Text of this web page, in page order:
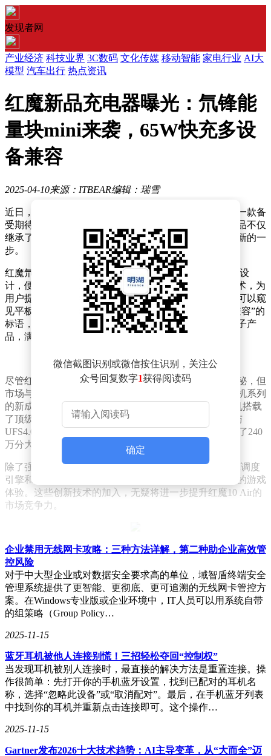
发现者网
产业经济 科技业界 3C数码 文化传媒 移动智能 家电行业 AI大
模型 汽车出行 热点资讯
红魔新品充电器曝光：氘锋能
量块mini来袭，65W快充多设
备兼容
2025-04-10来源：ITBEAR编辑：瑞雪
近日，红魔游戏手机通过其官方社交媒体平台，揭晓了一款备
受期待的充电器新品——红魔氘锋能量块 mini。这款新品不仅
继承了红魔家族一贯的设计美学，更在实用性上迈出了新的一
步。
红魔氘锋能量块 mini 充电器采用了标志性的可折叠插脚设
计，便于携带与收纳，同时支持高达65W的快速充电技术，为
用户提供了极大的便利。从官方发布的预热海报中，还可以窥
见平板、手机和手表等多种设备，结合海报上“多设备兼容”的
标语，预示着这款充电器将能够适配多种不同品牌的电子产
品，满足用户的多元化需求。
尽管红魔官方目前对这款新品的详细参数和特性保持神秘，但
市场与消费者对此已充满期待。与此同时，红魔游戏手机系列
的新成员——红魔10 Air，也已正式登场亮相。这款新机搭载
了顶级的骁龙8 Gen3处理器，并配备了LPDDR5X内存与
UFS4.0闪存，性能表现极为出色，安兔兔跑分更是突破了240
万分大关，达到了2416012分。
除了强大的硬件配置，红魔10 Air还引入了CUBE性能AI调度
引擎和定海神帧技术，旨在为用户提供更加流畅、稳定的游戏
体验。这些创新技术的加入，无疑将进一步提升红魔10 Air的
市场竞争力。
随着红魔氘锋能量块 mini 充电器的即将上市，以及红魔10 Air
手机的正式发布，红魔游戏手机系列再次展现了其在性能与设
计上的双重优势。未来，红魔将继续致力于为消费者带来更多
创新、实用的产品，满足用户不断升级的需求。
微信截图识别或微信按住识别，关注公
众号回复数字1获得阅读码
确定
企业禁用无线网卡攻略：三种方法详解，第二种助企业高效管
控风险
对于中大型企业或对数据安全要求高的单位，域智盾终端安全
管理系统提供了更智能、更彻底、更可追溯的无线网卡管控方
案。在Windows专业版或企业环境中，IT人员可以用系统自带
的组策略（Group Policy…
2025-11-15
蓝牙耳机被他人连接别慌！三招轻松夺回“控制权”
当发现耳机被别人连接时，最直接的解决方法是重置连接。操
作很简单：先打开你的手机蓝牙设置，找到已配对的耳机名
称，选择“忽略此设备”或“取消配对”。最后，在手机蓝牙列表
中找到你的耳机并重新点击连接即可。这个操作…
2025-11-15
Gartner发布2026十大技术趋势：AI主导变革，从“大而全”迈